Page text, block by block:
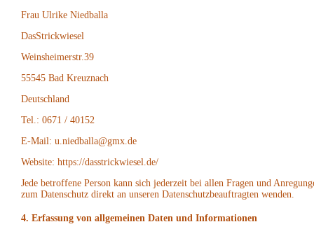
Frau Ulrike Niedballa
DasStrickwiesel
Weinsheimerstr.39
55545 Bad Kreuznach
Deutschland
Tel.: 0671 / 40152
E-Mail: u.niedballa@gmx.de
Website: https://dasstrickwiesel.de/
Jede betroffene Person kann sich jederzeit bei allen Fragen und
zum Datenschutz direkt an unseren Datenschutzbeauftragten wenden.
4. Erfassung von allgemeinen Daten und Informationen